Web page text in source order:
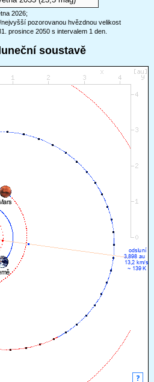
2026;
pozorovanou hvězdnou velikost
prosince 2050 s intervalem 1 den.
soustavě